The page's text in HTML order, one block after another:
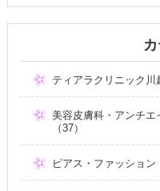
ティアラクリニック川
美容皮膚科・アンチエ
（37）
ピアス・ファッション